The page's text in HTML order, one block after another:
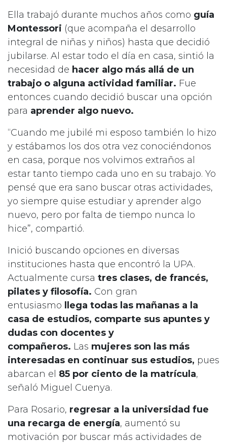
Ella trabajó durante muchos años como guía
Montessori (que acompaña el desarrollo
integral de niñas y niños) hasta que decidió
jubilarse. Al estar todo el día en casa, sintió la
necesidad de hacer algo más allá de un
trabajo o alguna actividad familiar. Fue
entonces cuando decidió buscar una opción
para aprender algo nuevo.
“Cuando me jubilé mi esposo también lo hizo
y estábamos los dos otra vez conociéndonos
en casa, porque nos volvimos extraños al
estar tanto tiempo cada uno en su trabajo. Yo
pensé que era sano buscar otras actividades,
yo siempre quise estudiar y aprender algo
nuevo, pero por falta de tiempo nunca lo
hice”, compartió.
Inició buscando opciones en diversas
instituciones hasta que encontró la UPA.
Actualmente cursa tres clases, de francés,
pilates y filosofía. Con gran
entusiasmo llega todas las mañanas a la
casa de estudios, comparte sus apuntes y
dudas con docentes y
compañeros. Las mujeres son las más
interesadas en continuar sus estudios, pues
abarcan el 85 por ciento de la matrícula,
señaló Miguel Cuenya.
Para Rosario, regresar a la universidad fue
una recarga de energía, aumentó su
motivación por buscar más actividades de